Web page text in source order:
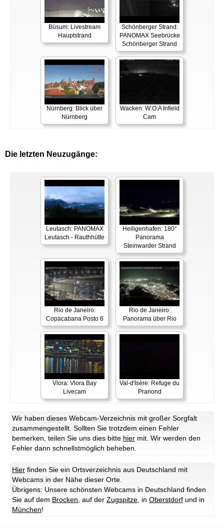
Büsum: Livestream
Hauptstrand
Schönberger Strand:
PANOMAX Seebrücke
Schönberger Strand
Nürnberg: Blick über
Nürnberg
Wacken: W:O:A Infield
Cam
Die letzten Neuzugänge:
Leutasch: PANOMAX
Leutasch - Rauthhütte
Heiligenhafen: 180°
Panorama
Steinwarder Strand
Rio de Janeiro:
Copacabana Posto 6
Rio de Janeiro:
Panorama über Rio
Vlora: Vlora Bay
Livecam
Val-d'Isère: Refuge du
Prariond
Wir haben dieses Webcam-Verzeichnis mit großer Sorgfalt
zusammengestellt. Sollten Sie trotzdem einen Fehler
bemerken, teilen Sie uns dies bitte hier mit. Wir werden den
Fehler dann schnellstmöglich beheben.
Hier finden Sie ein Ortsverzeichnis aus Deutschland mit
Webcams in der Nähe dieser Orte.
Übrigens: Unsere schönsten Webcams in Deutschland finden
Sie auf dem Brocken , auf der Zugspitze , in Oberstdorf und in
München!